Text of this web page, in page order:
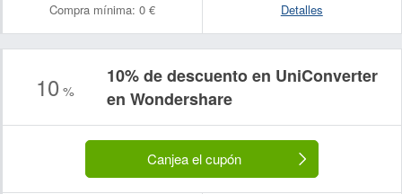
Compra mínima: 0 € Detalles
10 %
10% de descuento en UniConverter
en Wondershare
Canjea el cupón